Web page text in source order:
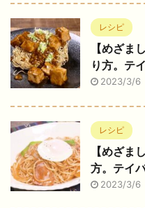
レシピ
【めざま
り方。テ
2023/3/6
レシピ
【めざま
方。テイ
2023/3/6